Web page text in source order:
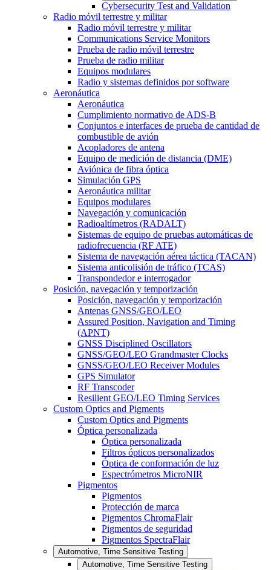
Cybersecurity Test and Validation
Radio móvil terrestre y militar
Radio móvil terrestre y militar
Communications Service Monitors
Prueba de radio móvil terrestre
Prueba de radio militar
Equipos modulares
Radio y sistemas definidos por software
Aeronáutica
Aeronáutica
Cumplimiento normativo de ADS-B
Conjuntos e interfaces de prueba de cantidad de
combustible de avión
Acopladores de antena
Equipo de medición de distancia (DME)
Aviónica de fibra óptica
Simulación GPS
Aeronáutica militar
Equipos modulares
Navegación y comunicación
Radioaltímetros (RADALT)
Sistemas de equipo de pruebas automáticas de
radiofrecuencia (RF ATE)
Sistema de navegación aérea táctica (TACAN)
Sistema anticolisión de tráfico (TCAS)
Transpondedor e interrogador
Posición, navegación y temporización
Posición, navegación y temporización
Antenas GNSS/GEO/LEO
Assured Position, Navigation and Timing
(APNT)
GNSS Disciplined Oscillators
GNSS/GEO/LEO Grandmaster Clocks
GNSS/GEO/LEO Receiver Modules
GPS Simulator
RF Transcoder
Resilient GEO/LEO Timing Services
Custom Optics and Pigments
Custom Optics and Pigments
Óptica personalizada
Óptica personalizada
Filtros ópticos personalizados
Óptica de conformación de luz
Espectrómetros MicroNIR
Pigmentos
Pigmentos
Protección de marca
Pigmentos ChromaFlair
Pigmentos de seguridad
Pigmentos SpectraFlair
Automotive, Time Sensitive Testing
Automotive, Time Sensitive Testing